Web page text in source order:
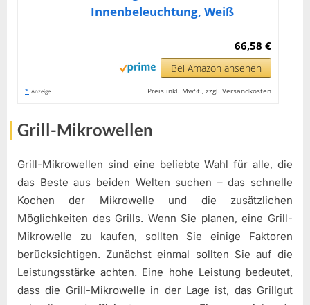
Innenbeleuchtung, Weiß
66,58 €
Bei Amazon ansehen
* Anzeige Preis inkl. MwSt., zzgl. Versandkosten
Grill-Mikrowellen
Grill-Mikrowellen sind eine beliebte Wahl für alle, die
das Beste aus beiden Welten suchen – das schnelle
Kochen der Mikrowelle und die zusätzlichen
Möglichkeiten des Grills. Wenn Sie planen, eine Grill-
Mikrowelle zu kaufen, sollten Sie einige Faktoren
berücksichtigen. Zunächst einmal sollten Sie auf die
Leistungsstärke achten. Eine hohe Leistung bedeutet,
dass die Grill-Mikrowelle in der Lage ist, das Grillgut